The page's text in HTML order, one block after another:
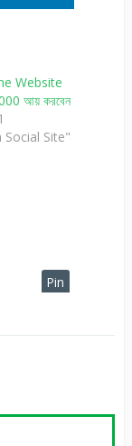
Website
আয় করবেন
Social Site"
Pin